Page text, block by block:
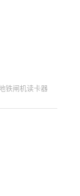
铁闸机读卡器